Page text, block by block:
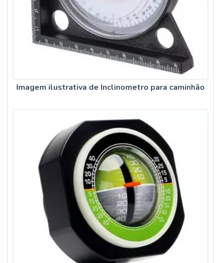
Imagem ilustrativa de Inclinometro para caminhão